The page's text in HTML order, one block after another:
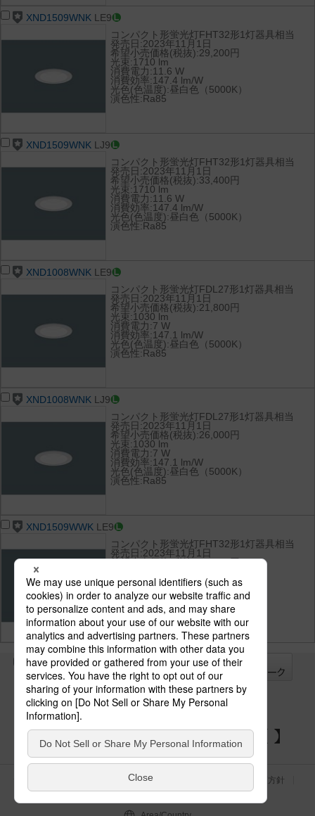
XND1509WNK LE9
コンパクト形蛍光灯FHT32形1灯器具相当
発売日:2023年11月1日
希望小売価格(税抜):29,200円
光束:1710 lm
消費電力:11.6 W
消費効率:147.4 lm/W
光色(色温度):昼白色（5000K）
演色性:Ra85
XND1509WNK LJ9
コンパクト形蛍光灯FHT32形1灯器具相当
発売日:2023年11月1日
希望小売価格(税抜):33,400円
光束:1710 lm
消費電力:11.6 W
消費効率:147.4 lm/W
光色(色温度):昼白色（5000K）
演色性:Ra85
XND1008WNK LE9
コンパクト形蛍光灯FDL27形1灯器具相当
発売日:2023年11月1日
希望小売価格(税抜):21,800円
光束:1030 lm
消費電力:7 W
消費効率:147.1 lm/W
光色(色温度):昼白色（5000K）
演色性:Ra85
XND1008WNK LJ9
コンパクト形蛍光灯FDL27形1灯器具相当
発売日:2023年11月1日
希望小売価格(税抜):26,000円
光束:1030 lm
消費電力:7 W
消費効率:147.1 lm/W
光色(色温度):昼白色（5000K）
演色性:Ra85
XND1509WWK LE9
コンパクト形蛍光灯FHT32形1灯器具相当
発売日:2023年11月1日
希望小売価格(税抜):29,200円
消費電力:11.6 W
消費効率:146.5 lm/W
光色(色温度):白色（4000K）
演色性:Ra85
全て
チェック
チェック
した器具を
パナソニックの電気設備 SNSアカウント
クッキーポリシー
個人情報保護方針